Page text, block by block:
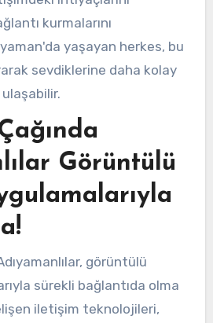
kurmalarını
yaşayan herkes, bu
sevdiklerine daha kolay
Görüntülü
görüntülü
sürekli bağlantıda olma
iletişim teknolojileri,